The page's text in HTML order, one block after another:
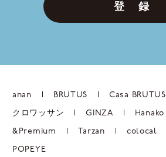
登 録
anan BRUTUS Casa BRUTUS
クロワッサン GINZA Hanako
&Premium Tarzan colocal
POPEYE